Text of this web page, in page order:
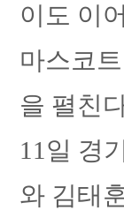
이도 이
마스코
을 펼친
11일 경
와 김태